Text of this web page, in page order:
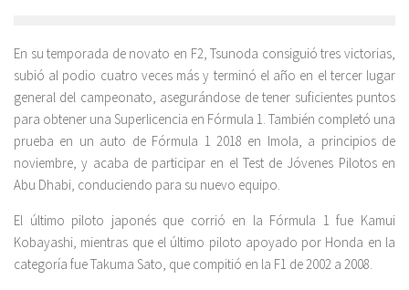
En su temporada de novato en F2, Tsunoda consiguió tres victorias,
subió al podio cuatro veces más y terminó el año en el tercer lugar
general del campeonato, asegurándose de tener suficientes puntos
para obtener una Superlicencia en Fórmula 1. También completó una
prueba en un auto de Fórmula 1 2018 en Imola, a principios de
noviembre, y acaba de participar en el Test de Jóvenes Pilotos en
Abu Dhabi, conduciendo para su nuevo equipo.
El último piloto japonés que corrió en la Fórmula 1 fue Kamui
Kobayashi, mientras que el último piloto apoyado por Honda en la
categoría fue Takuma Sato, que compitió en la F1 de 2002 a 2008.